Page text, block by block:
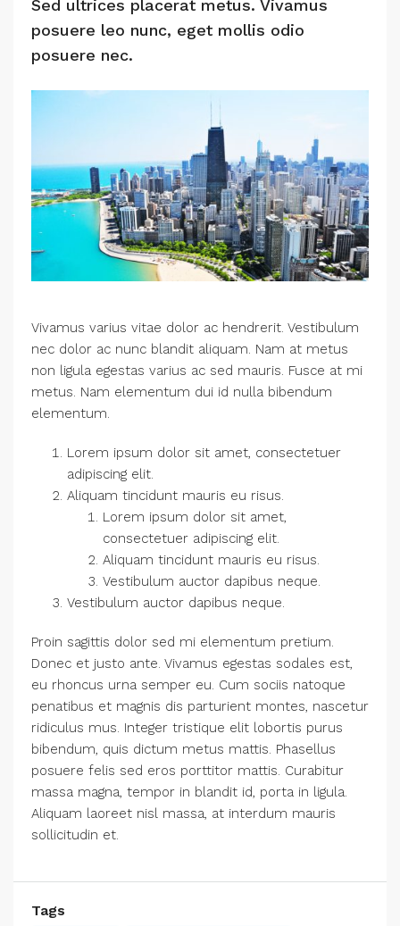
Sed ultrices placerat metus. Vivamus
posuere leo nunc, eget mollis odio
posuere nec.
Vivamus varius vitae dolor ac hendrerit. Vestibulum
nec dolor ac nunc blandit aliquam. Nam at metus
non ligula egestas varius ac sed mauris. Fusce at mi
metus. Nam elementum dui id nulla bibendum
elementum.
Lorem ipsum dolor sit amet, consectetuer
adipiscing elit.
Aliquam tincidunt mauris eu risus.
Lorem ipsum dolor sit amet,
consectetuer adipiscing elit.
Aliquam tincidunt mauris eu risus.
Vestibulum auctor dapibus neque.
Vestibulum auctor dapibus neque.
Proin sagittis dolor sed mi elementum pretium.
Donec et justo ante. Vivamus egestas sodales est,
eu rhoncus urna semper eu. Cum sociis natoque
penatibus et magnis dis parturient montes, nascetur
ridiculus mus. Integer tristique elit lobortis purus
bibendum, quis dictum metus mattis. Phasellus
posuere felis sed eros porttitor mattis. Curabitur
massa magna, tempor in blandit id, porta in ligula.
Aliquam laoreet nisl massa, at interdum mauris
sollicitudin et.
Tags